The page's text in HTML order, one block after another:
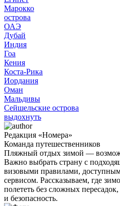
Марокко
острова
ОАЭ
Дубай
Индия
Гоа
Кения
Коста-Рика
Иордания
Оман
Мальдивы
Сейшельские острова
выдохнуть
Редакция «Номера»
Команда путешественников
Пляжный отдых зимой —
Важно выбрать страну с
визовыми правилами,
сервисом. Рассказываем, где
полететь без сложных
и безопасность.